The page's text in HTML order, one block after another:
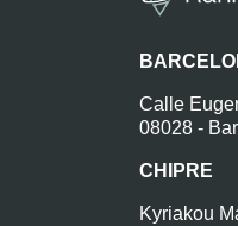
Calle
08028 -
CHIPRE
Kyriakou